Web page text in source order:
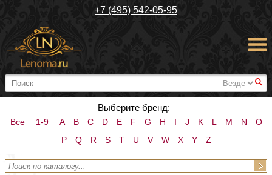
+7 (495) 542-05-95
#
Выберите бренд:
Все 1-9 A B C D E F G H I J K L M N
O
P
Q R S T U V W X Y Z